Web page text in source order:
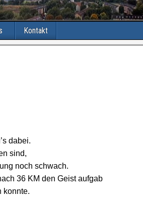
Kontakt
dabei.
sind,
noch schwach.
36 KM den Geist aufgab
konnte.